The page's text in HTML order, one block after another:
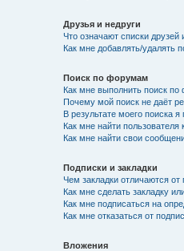
Друзья и недруги
Что означают списки друзей
Как мне добавлять/удалять
Поиск по форумам
Как мне выполнить поиск
Почему мой поиск не даёт
В результате моего поиска
Как мне найти пользователя
Как мне найти свои
Подписки и закладки
Чем закладки отличаются от
Как мне сделать закладку
Как мне подписаться на
Как мне отказаться от
Вложения